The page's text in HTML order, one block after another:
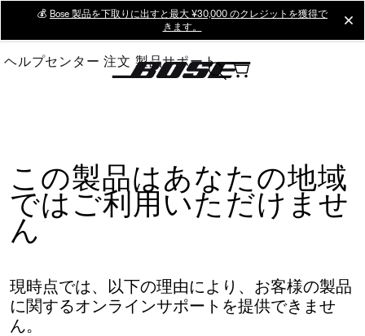
Main
💰 Bose 製品を下取りに出すと最大 ¥30,000 のクレジットを獲得で
きます。
ヘルプセンター 注文 製品サポート
この製品はあなたの地域
ではご利用いただけませ
ん
現時点では、以下の理由により、お客様の製品
に関するオンラインサポートを提供できませ
ん。